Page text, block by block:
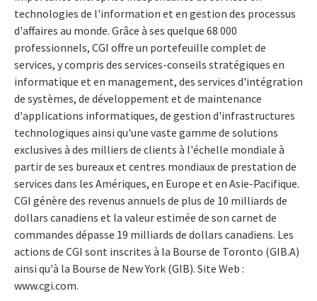
technologies de l'information et en gestion des processus
d'affaires au monde. Grâce à ses quelque 68 000
professionnels, CGI offre un portefeuille complet de
services, y compris des services-conseils stratégiques en
informatique et en management, des services d'intégration
de systèmes, de développement et de maintenance
d'applications informatiques, de gestion d'infrastructures
technologiques ainsi qu'une vaste gamme de solutions
exclusives à des milliers de clients à l'échelle mondiale à
partir de ses bureaux et centres mondiaux de prestation de
services dans les Amériques, en Europe et en Asie-Pacifique.
CGI génère des revenus annuels de plus de 10 milliards de
dollars canadiens et la valeur estimée de son carnet de
commandes dépasse 19 milliards de dollars canadiens. Les
actions de CGI sont inscrites à la Bourse de Toronto (GIB.A)
ainsi qu'à la Bourse de New York (GIB). Site Web :
www.cgi.com.